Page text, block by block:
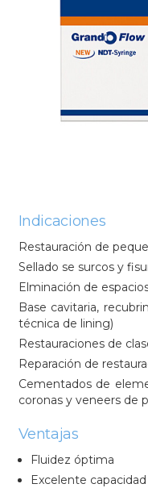
Indicaciones
Restauración de
Sellado se surcos y
Elminación de
Base cavitaria,
técnica de lining)
Restauraciones de
Reparación de
Cementados de
coronas y veneers de
Ventajas
Fluidez óptima
Excelente